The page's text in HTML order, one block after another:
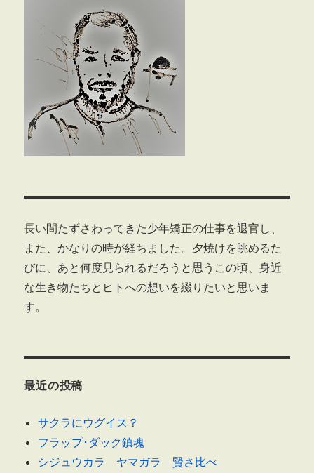
長い間たずさわってきた少年矯正の仕事を退官し、
また、かなりの時が経ちました。夕焼けを眺めるた
びに、あと何度見られるだろうと思うこの頃、身近
な生き物たちとヒトへの想いを綴りたいと思いま
す。
最近の投稿
サクラにウグイス？
フラップ･ダック鎮魂
シジュウカラ ヤマガラ 賢さ比べ